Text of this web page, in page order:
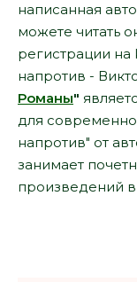
написанная
можете читать
регистрации
напротив -
Романы"
для
напротив" от
занимает
произведений